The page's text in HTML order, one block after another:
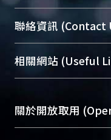
臺大位居世界頂尖
展現本校豐碩的研
機構典藏（NTUR）
台，成為臺大學術
成果。
To permanently
聯絡資訊 (Contact
總館學科館員(Main
醫學圖書館學科館
Sciences Library)
相關網站 (Useful
關於開放取用